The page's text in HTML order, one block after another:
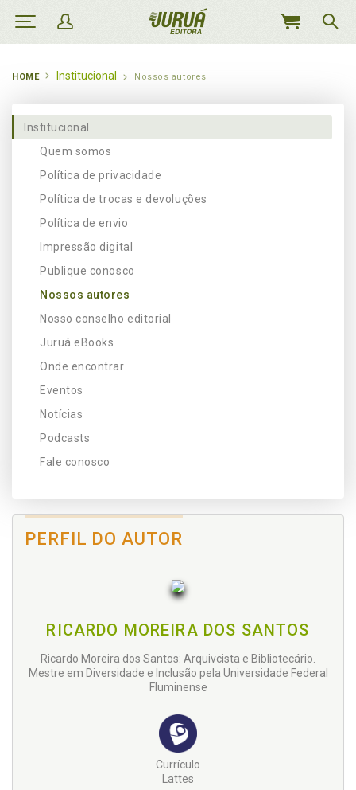
MEU
HOME Institucional Nossos autores
Institucional
Quem somos
Política de privacidade
Política de trocas e devoluções
Política de envio
Impressão digital
Publique conosco
Nossos autores
Nosso conselho editorial
Juruá eBooks
Onde encontrar
Eventos
Notícias
Podcasts
Fale conosco
PERFIL DO AUTOR
RICARDO MOREIRA DOS SANTOS
Ricardo Moreira dos Santos: Arquivcista e Bibliotecário.
Mestre em Diversidade e Inclusão pela Universidade Federal
Fluminense
Currículo
Lattes